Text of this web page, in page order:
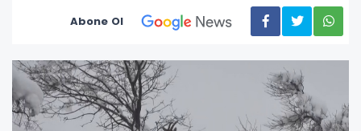
Abone Ol